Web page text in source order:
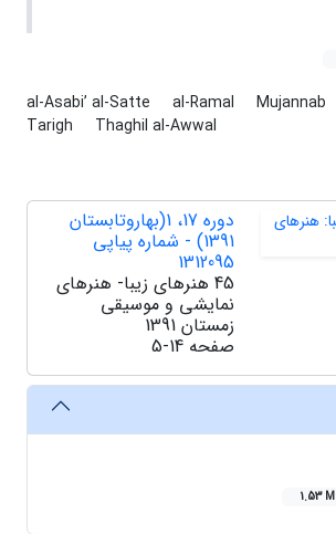
al-Asabi’ al-Satte al-Ramal Mujannab
Tarigh
Thaghil al-Awwal
دوره 17، 1(بهاروتابستان
1391) - شماره پیاپی
1312095
45 هنرهای زیبا- هنرهای
نمایشی و موسیقی
زمستان 1391
صفحه 5-14
1.53 M